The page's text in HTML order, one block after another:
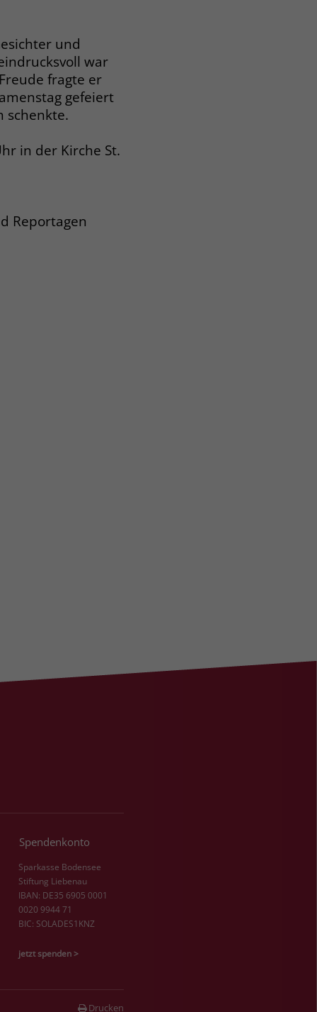
und
war
fragte er
gefeiert
schenkte.
in der Kirche St.
Reportagen
Spendenkonto
Sparkasse Bodensee
Stiftung Liebenau
IBAN: DE35 6905 0001
0020 9944 71
BIC: SOLADES1KNZ
jetzt spenden >
Drucken